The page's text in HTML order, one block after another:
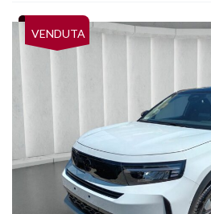
VENDUTA
Vedi dettagli